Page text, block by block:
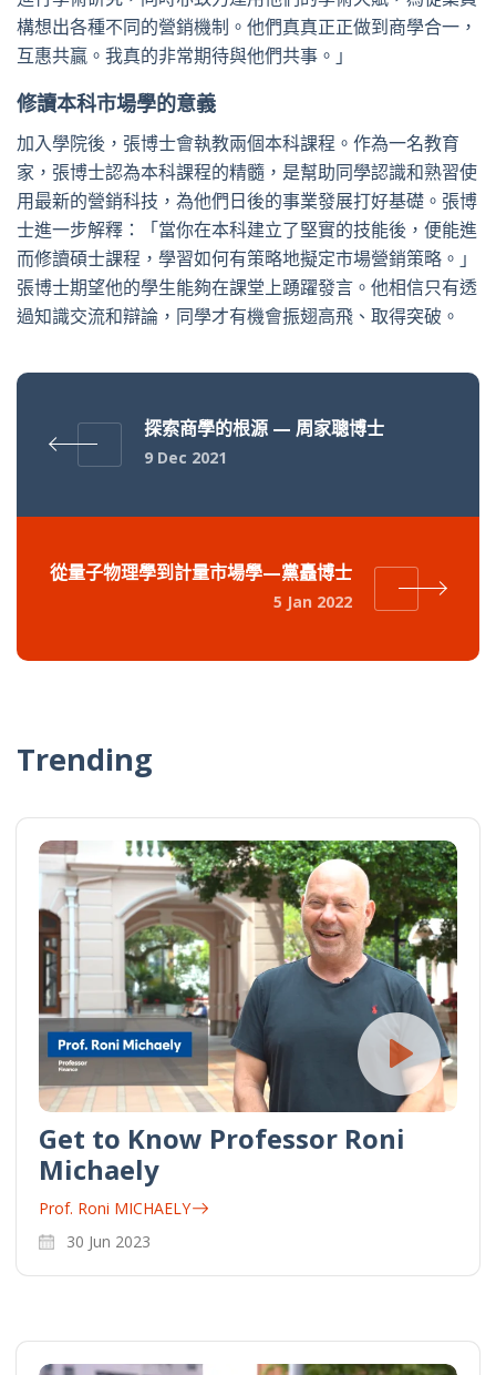
構想出各種不同的營銷機制。他們真真正正做到商學合一，
互惠共贏。我真的非常期待與他們共事。」
修讀本科市場學的意義
加入學院後，張博士會執教兩個本科課程。作為一名教育
家，張博士認為本科課程的精髓，是幫助同學認識和熟習使
用最新的營銷科技，為他們日後的事業發展打好基礎。張博
士進一步解釋：「當你在本科建立了堅實的技能後，便能進
而修讀碩士課程，學習如何有策略地擬定市場營銷策略。」
張博士期望他的學生能夠在課堂上踴躍發言。他相信只有透
過知識交流和辯論，同學才有機會振翅高飛、取得突破。
探索商學的根源 — 周家聰博士
9 Dec 2021
從量子物理學到計量市場學—黨矗博士
5 Jan 2022
Trending
Get to Know Professor Roni
Michaely
Prof. Roni MICHAELY
30 Jun 2023